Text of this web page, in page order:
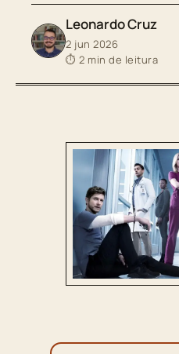
Leonardo Cruz
2 jun 2026
⏱ 2 min de leitura